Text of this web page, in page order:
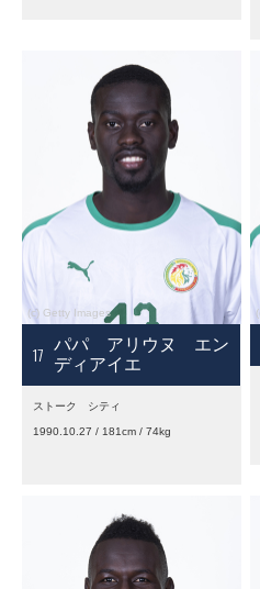
17 パパ アリウヌ エン
ディアイエ
ストーク シティ
1990.10.27 / 181cm / 74kg